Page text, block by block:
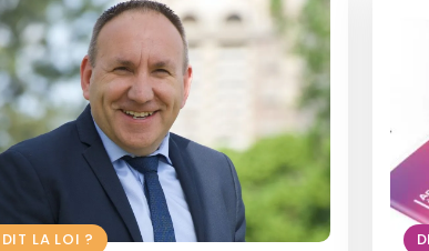
LA LOI ?